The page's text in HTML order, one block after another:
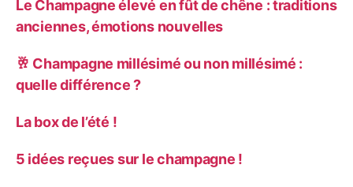
Le Champagne élevé en fût de chêne : traditions
anciennes, émotions nouvelles
🥂 Champagne millésimé ou non millésimé :
quelle différence ?
La box de l’été !
5 idées reçues sur le champagne !